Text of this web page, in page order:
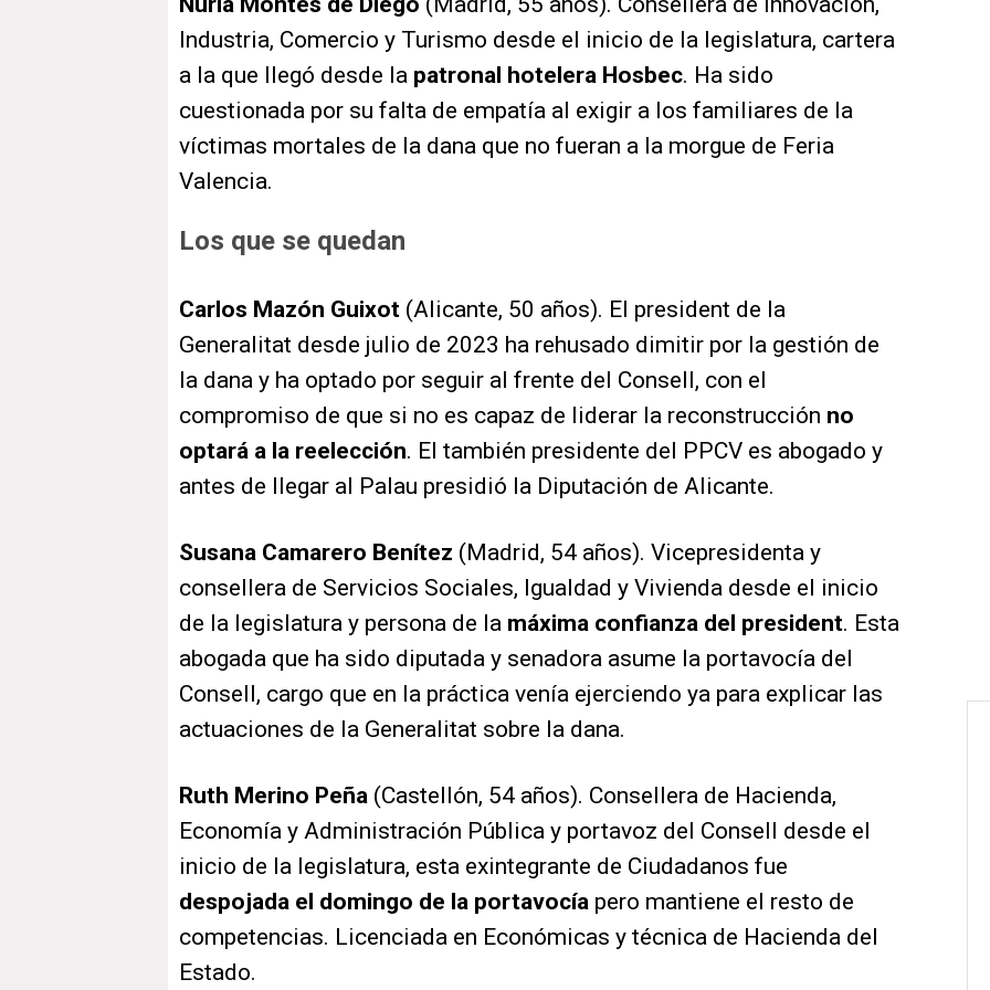
Industria, Comercio y Turismo desde el inicio de la legislatura, cartera
a la que llegó desde la patronal hotelera Hosbec. Ha sido
cuestionada por su falta de empatía al exigir a los familiares de la
víctimas mortales de la dana que no fueran a la morgue de Feria
Valencia.
Los que se quedan
Carlos Mazón Guixot (Alicante, 50 años). El president de la
Generalitat desde julio de 2023 ha rehusado dimitir por la gestión de
la dana y ha optado por seguir al frente del Consell, con el
compromiso de que si no es capaz de liderar la reconstrucción no
optará a la reelección. El también presidente del PPCV es abogado y
antes de llegar al Palau presidió la Diputación de Alicante.
Susana Camarero Benítez (Madrid, 54 años). Vicepresidenta y
consellera de Servicios Sociales, Igualdad y Vivienda desde el inicio
de la legislatura y persona de la máxima confianza del president. Esta
abogada que ha sido diputada y senadora asume la portavocía del
Consell, cargo que en la práctica venía ejerciendo ya para explicar las
actuaciones de la Generalitat sobre la dana.
Ruth Merino Peña (Castellón, 54 años). Consellera de Hacienda,
Economía y Administración Pública y portavoz del Consell desde el
inicio de la legislatura, esta exintegrante de Ciudadanos fue
despojada el domingo de la portavocía pero mantiene el resto de
competencias. Licenciada en Económicas y técnica de Hacienda del
Estado.